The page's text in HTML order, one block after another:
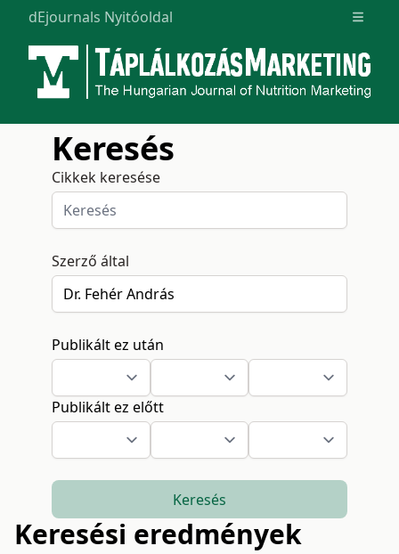
dEjournals Nyitóoldal Open
Keresés
Cikkek keresése
Szerző által
Publikált ez után
Publikált ez előtt
Keresés
Keresési eredmények